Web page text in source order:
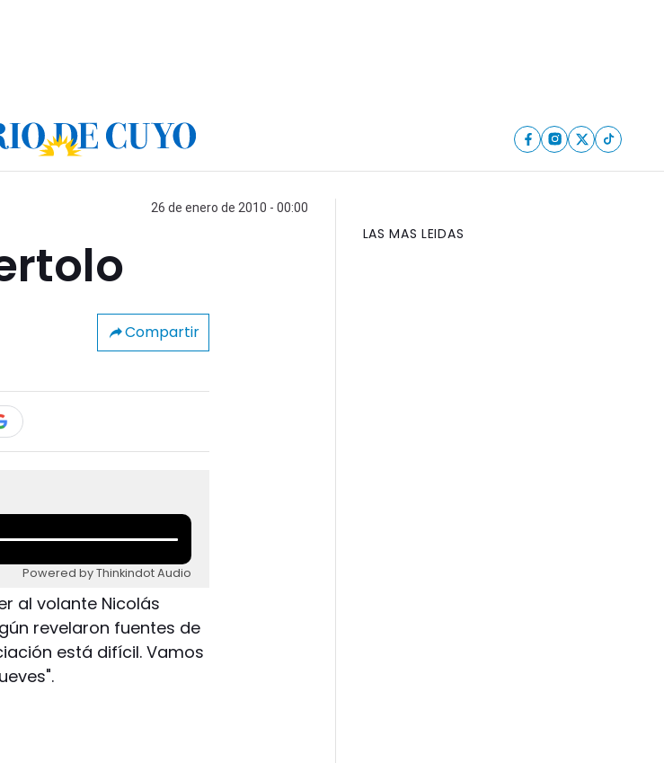
26 de enero de 2010 - 00:00
Compartir
Powered by Thinkindot Audio
al volante Nicolás
revelaron fuentes de
está difícil. Vamos
LAS MAS LEIDAS